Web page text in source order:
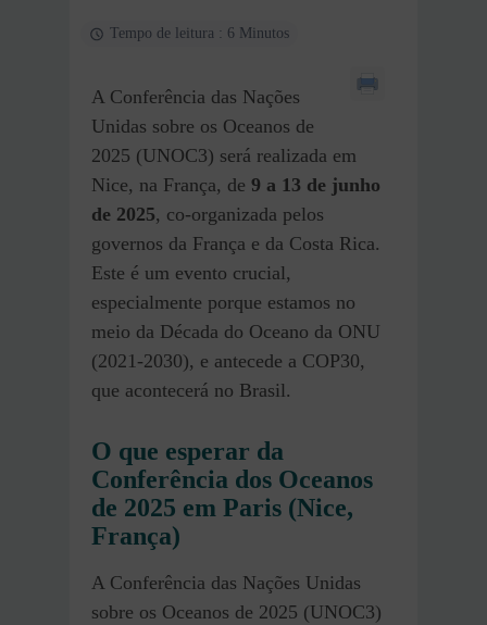
Tempo de leitura : 6 Minutos
A Conferência das Nações
Unidas sobre os Oceanos de
2025 (UNOC3) será realizada em
Nice, na França, de 9 a 13 de junho
de 2025, co-organizada pelos
governos da França e da Costa Rica.
Este é um evento crucial,
especialmente porque estamos no
meio da Década do Oceano da ONU
(2021-2030), e antecede a COP30,
que acontecerá no Brasil.
O que esperar da
Conferência dos Oceanos
de 2025 em Paris (Nice,
França)
A Conferência das Nações Unidas
sobre os Oceanos de 2025 (UNOC3)